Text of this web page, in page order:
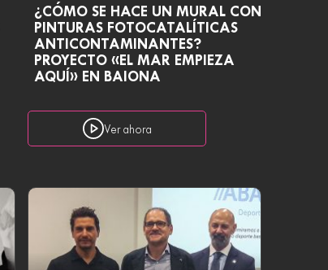
¿CÓMO SE HACE UN MURAL CON
PINTURAS FOTOCATALÍTICAS
ANTICONTAMINANTES?
PROYECTO «EL MAR EMPIEZA
AQUÍ» EN BAIONA
Ver ahora